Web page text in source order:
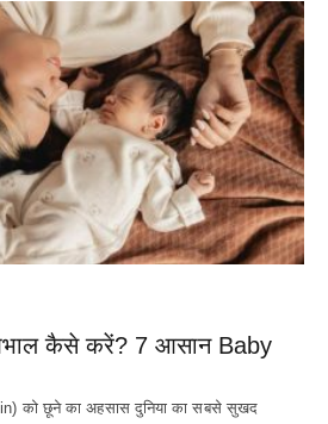
कैसे करें? 7 आसान Baby
को छूने का अहसास दुनिया का सबसे सुखद